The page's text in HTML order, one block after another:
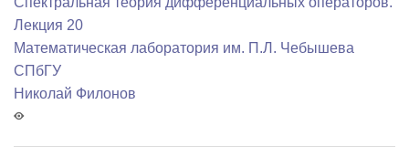
Лекция 20
Математичеcкая лаборатория им. П.Л. Чебышева
СПбГУ
Николай Филонов